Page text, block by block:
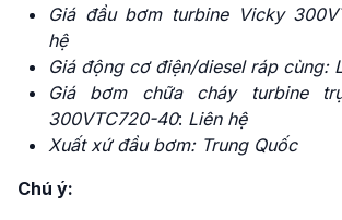
Giá đầu bơm turbine Vicky
hệ
Giá động cơ điện/diesel ráp cùng:
Giá bơm chữa cháy turbine
300VTC720-40: Liên hệ
Xuất xứ đầu bơm: Trung Quốc
Chú ý: